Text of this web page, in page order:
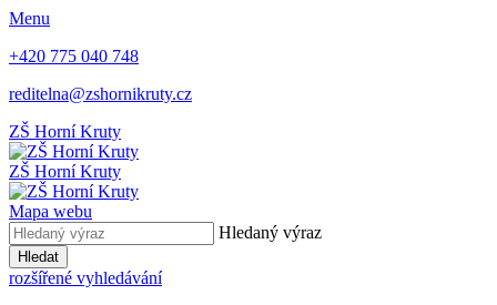
Menu
+420 775 040 748
reditelna@zshornikruty.cz
ZŠ Horní Kruty
ZŠ Horní Kruty
Mapa webu
Hledaný výraz
Hledat
rozšířené vyhledávání